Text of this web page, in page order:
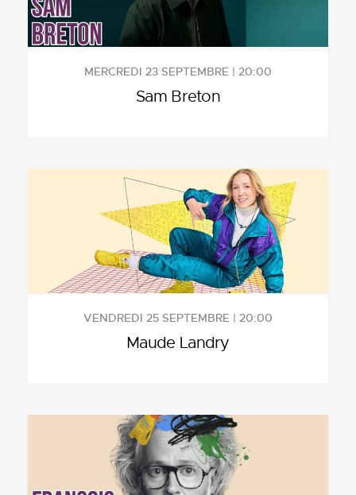
MERCREDI 23 SEPTEMBRE | 20:00
Sam Breton
VENDREDI 25 SEPTEMBRE | 20:00
Maude Landry